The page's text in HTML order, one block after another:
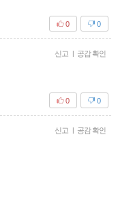
0
0
신고 | 공감 확인
0
0
신고 | 공감 확인